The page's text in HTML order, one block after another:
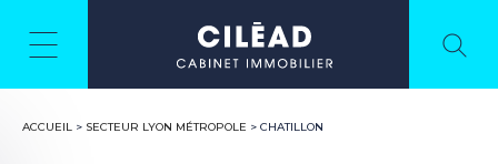
ACCUEIL > SECTEUR LYON MÉTROPOLE > CHATILLON